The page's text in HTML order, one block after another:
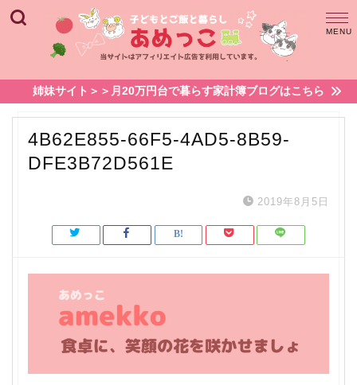
姉妹サイト＞＞月20万円台で暮らす家計簿ブログはこちら
4B62E855-66F5-4AD5-8B59-
DFE3B72D561E
2019年8月5日